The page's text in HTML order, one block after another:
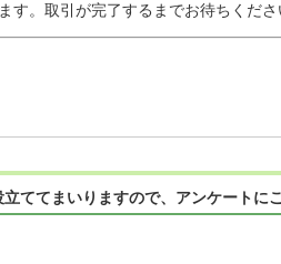
す。取引が完了するまでお待ちくださ
ててまいりますので、アンケートに